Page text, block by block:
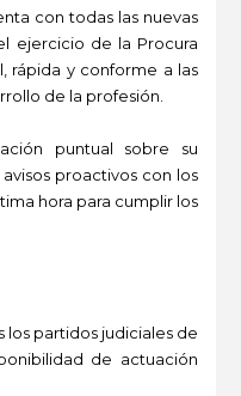
con todas las nuevas
ejercicio de la Procura
rápida y conforme a las
de la profesión.
puntual sobre su
proactivos con los
hora para cumplir los
partidos judiciales de
de actuación